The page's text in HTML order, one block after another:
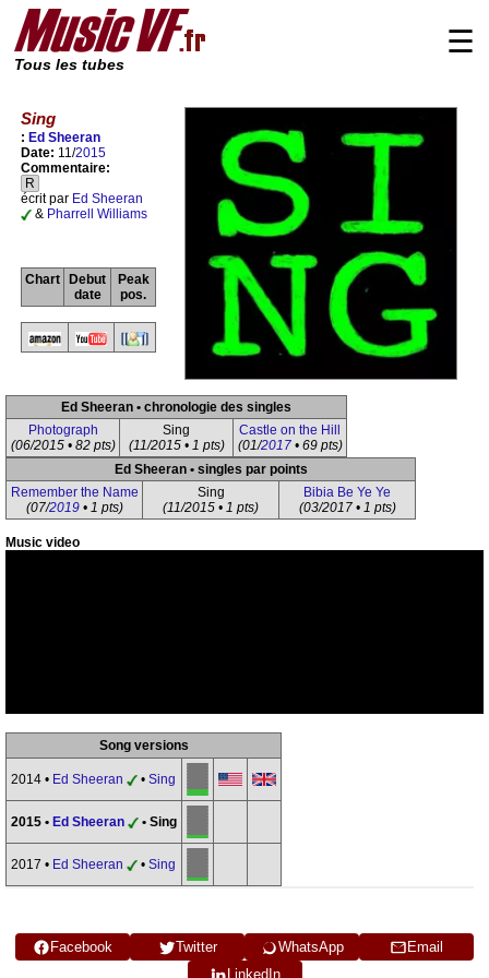
Tous les tubes
☰
Sing
: Ed Sheeran
Date: 11/2015
Commentaire:
R
écrit par Ed Sheeran
& Pharrell Williams
Chart
Debut
date
Peak
pos.
Ed Sheeran • chronologie des singles
Photograph
(06/2015 • 82 pts)
Sing
(11/2015 • 1 pts)
Castle on the Hill
(01/2017• 69 pts)
Ed Sheeran • singles par points
Remember the Name
(07/2019• 1 pts)
Sing
(11/2015 • 1 pts)
Bibia Be Ye Ye
(03/2017 • 1 pts)
Music video
Song versions
2014 • Ed Sheeran • Sing
2015 • Ed Sheeran • Sing
2017 • Ed Sheeran • Sing
Facebook Twitter WhatsApp
Email
LinkedIn